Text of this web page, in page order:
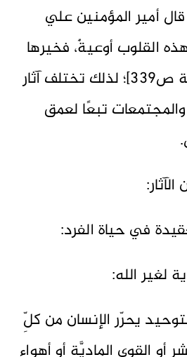
أمير المؤمنين علي
القلوب أوعيةٌ، فخيرها
أوعاها» [نهج البلاغة ص339]؛ لذلك تختلف آثار
والمجتمعات تبعًا لعمق
في حياة الفرد:
يحرّر الإنسان من كلِّ
أو القوى الماديَّة أو أهواء